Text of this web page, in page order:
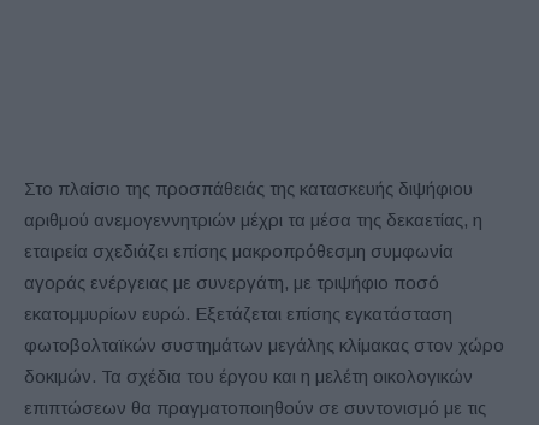
Στο πλαίσιο της προσπάθειάς της κατασκευής διψήφιου
αριθμού ανεμογεννητριών μέχρι τα μέσα της δεκαετίας, η
εταιρεία σχεδιάζει επίσης μακροπρόθεσμη συμφωνία
αγοράς ενέργειας με συνεργάτη, με τριψήφιο ποσό
εκατομμυρίων ευρώ. Εξετάζεται επίσης εγκατάσταση
φωτοβολταϊκών συστημάτων μεγάλης κλίμακας στον χώρο
δοκιμών. Τα σχέδια του έργου και η μελέτη οικολογικών
επιπτώσεων θα πραγματοποιηθούν σε συντονισμό με τις